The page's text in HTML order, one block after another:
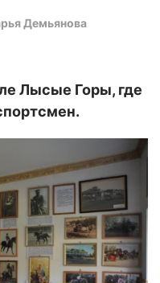
Демьянова
Лысые Горы, где